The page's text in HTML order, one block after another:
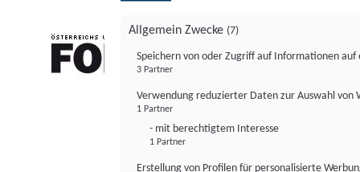
Allgemein Zwecke (7)
Speichern von oder Zugriff auf Informationen auf
3 Partner
Verwendung reduzierter Daten zur Auswahl von
1 Partner
- mit berechtigtem Interesse
1 Partner
Erstellung von Profilen für personalisierte
FONDS professionell